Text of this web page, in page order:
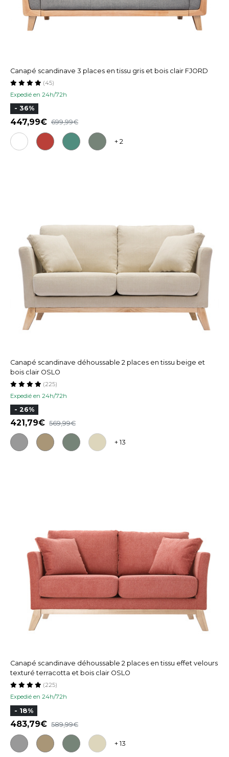
Canapé scandinave 3 places en tissu gris et bois clair FJORD
Expedié en 24h/72h
(45)
- 36%
447,99 699,99
+ 2
Canapé scandinave déhoussable 2 places en tissu beige et
bois clair OSLO
Expedié en 24h/72h
(225)
- 26%
421,79 569,99
+ 13
Canapé scandinave déhoussable 2 places en tissu effet velours
texturé terracotta et bois clair OSLO
Expedié en 24h/72h
(225)
- 18%
483,79 589,99
+ 13